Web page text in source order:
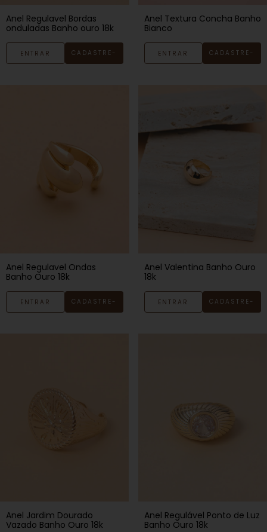
Anel Regulavel Bordas
onduladas Banho ouro 18k
ENTRAR CADASTRE-
Anel Textura Concha Banho
Bianco
ENTRAR CADASTRE-
Anel Regulavel Ondas
Banho Ouro 18k
ENTRAR CADASTRE-
Anel Valentina Banho Ouro
18k
ENTRAR CADASTRE-
Anel Jardim Dourado
Vazado Banho Ouro 18k
Anel Regulável Ponto de Luz
Banho Ouro 18k